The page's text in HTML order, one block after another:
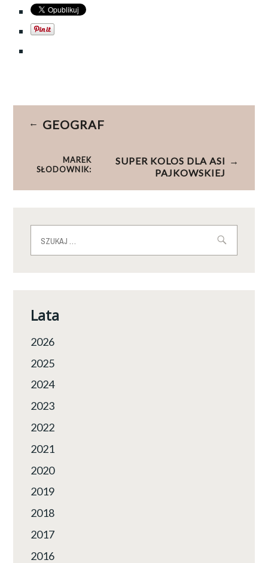
PORĘBSKI,
PORĘBA,
Nawigacja
GEOGRAF
MAREK
SŁODOWNIK:
SUPER KOLOS DLA ASI
PAJKOWSKIEJ
Lata
2026
2025
2024
2023
2022
2021
2020
2019
2018
2017
2016